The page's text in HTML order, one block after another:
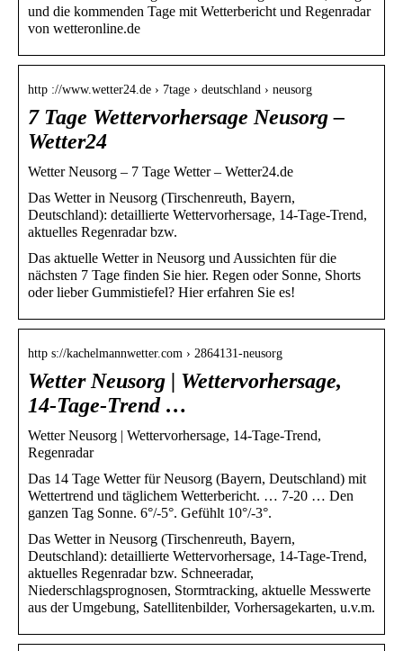
und die kommenden Tage mit Wetterbericht und Regenradar
von wetteronline.de
http ://www.wetter24.de › 7tage › deutschland › neusorg
7 Tage Wettervorhersage Neusorg –
Wetter24
Wetter Neusorg – 7 Tage Wetter – Wetter24.de
Das Wetter in Neusorg (Tirschenreuth, Bayern,
Deutschland): detaillierte Wettervorhersage, 14-Tage-Trend,
aktuelles Regenradar bzw.
Das aktuelle Wetter in Neusorg und Aussichten für die
nächsten 7 Tage finden Sie hier. Regen oder Sonne, Shorts
oder lieber Gummistiefel? Hier erfahren Sie es!
http s://kachelmannwetter.com › 2864131-neusorg
Wetter Neusorg | Wettervorhersage,
14-Tage-Trend …
Wetter Neusorg | Wettervorhersage, 14-Tage-Trend,
Regenradar
Das 14 Tage Wetter für Neusorg (Bayern, Deutschland) mit
Wettertrend und täglichem Wetterbericht. … 7-20 … Den
ganzen Tag Sonne. 6°/-5°. Gefühlt 10°/-3°.
Das Wetter in Neusorg (Tirschenreuth, Bayern,
Deutschland): detaillierte Wettervorhersage, 14-Tage-Trend,
aktuelles Regenradar bzw. Schneeradar,
Niederschlagsprognosen, Stormtracking, aktuelle Messwerte
aus der Umgebung, Satellitenbilder, Vorhersagekarten, u.v.m.